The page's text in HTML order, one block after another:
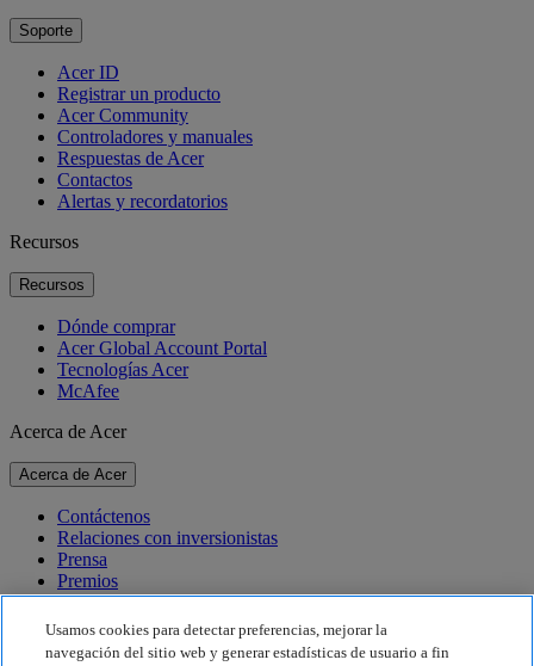
Soporte
Acer ID
Registrar un producto
Acer Community
Controladores y manuales
Respuestas de Acer
Contactos
Alertas y recordatorios
Recursos
Recursos
Dónde comprar
Acer Global Account Portal
Tecnologías Acer
McAfee
Acerca de Acer
Acerca de Acer
Contáctenos
Relaciones con inversionistas
Prensa
Premios
Eventos
Sostenibilidad
Usamos cookies para detectar preferencias, mejorar la
navegación del sitio web y generar estadísticas de usuario a fin